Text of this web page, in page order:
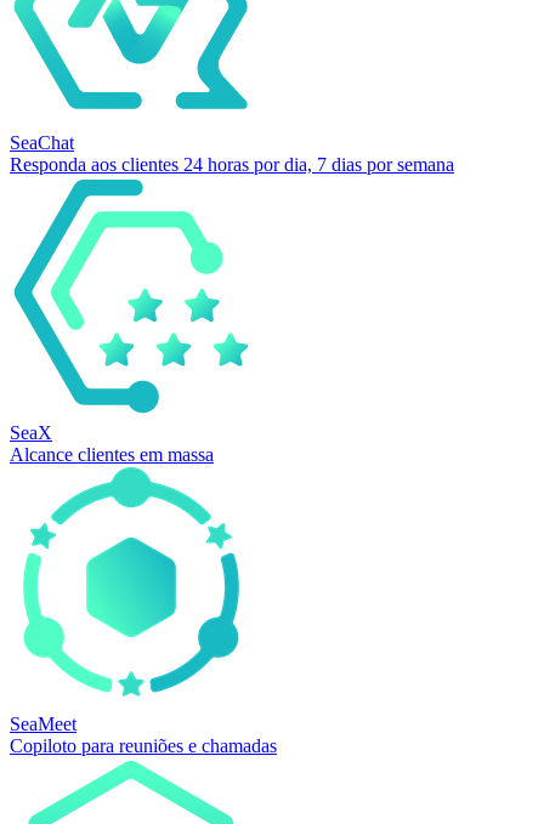
SeaChat
Responda aos clientes 24 horas por dia, 7 dias por semana
SeaX
Alcance clientes em massa
SeaMeet
Copiloto para reuniões e chamadas